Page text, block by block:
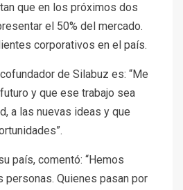
que en los próximos dos
el 50% del mercado.
corporativos en el país.
de Silabuz es: “Me
y que ese trabajo sea
a las nuevas ideas y que
país, comentó: “Hemos
personas. Quienes pasan por